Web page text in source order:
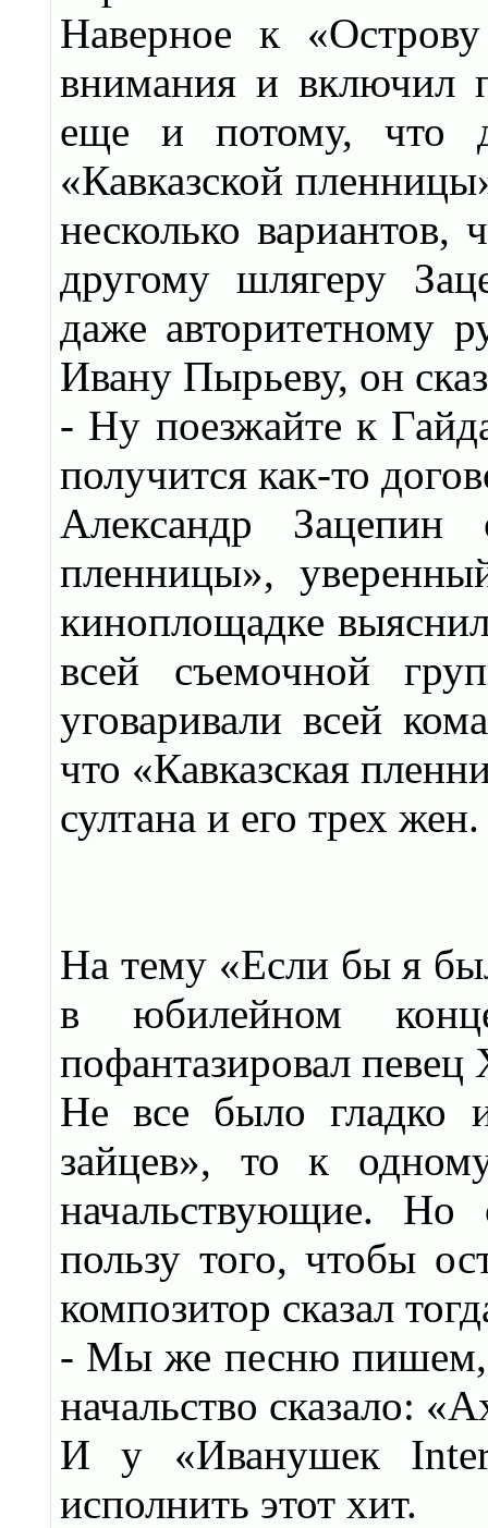
Наверное к
внимания и включил
еще и потому, что
«Кавказской
несколько вариантов,
другому шлягеру
даже авторитетному
Ивану Пырьеву, он
- Ну поезжайте к
получится как-то
Александр Зацепин
пленницы»,
киноплощадке
всей съемочной
уговаривали всей
что «Кавказская
султана и его трех
На тему «Если бы я
в юбилейном
пофантазировал
Не все было гладко
зайцев», то к
начальствующие. Но
пользу того, чтобы
композитор сказал
- Мы же песню пишем,
начальство сказало:
И у «Иванушек
исполнить этот хит.